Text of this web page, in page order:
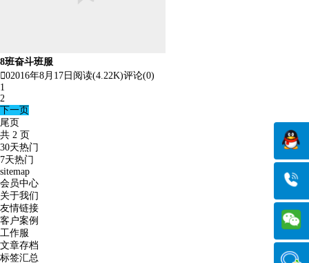
8班奋斗班服
02016年8月17日 阅读(4.22K)评论(0)
1
2
下一页
尾页
共 2 页
30天热门
7天热门
sitemap
会员中心
关于我们
友情链接
客户案例
工作服
文章存档
标签汇总